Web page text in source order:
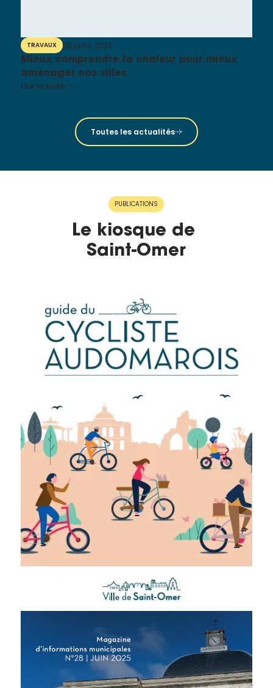
ÉTONNANTE
Signaler une anomalie Passeport / Carte d’identité
Demande d'état-civil Demande d'urbanisme Portail Famille
Contactez la mairie
TRAVAUX 28 juillet 2026
Mieux comprendre la chaleur pour mieux
aménager nos villes
Lire la suite
Toutes les actualités
PUBLICATIONS
Le kiosque de
Saint-Omer